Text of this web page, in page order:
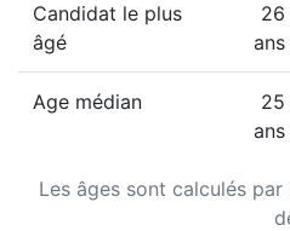
Les âges sont calculés
Candidat le plus
âgé
26
ans
Age médian
25
ans